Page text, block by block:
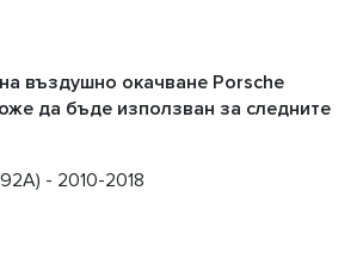
въздушно окачване Porsche
да бъде използван за следните
- 2010-2018